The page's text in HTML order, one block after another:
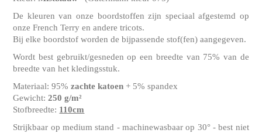
De kleuren van onze boordstoffen zijn speciaal afgestemd op
onze French Terry en andere tricots.
Bij elke boordstof worden de bijpassende stof(fen) aangegeven.
Wordt best gebruikt/gesneden op een breedte van 75% van de
breedte van het kledingsstuk.
Materiaal: 95%zachte katoen + 5% spandex
Gewicht:250 g/m²
Stofbreedte: 110cm
Strijkbaar op medium stand - machinewasbaar op 30° - best niet